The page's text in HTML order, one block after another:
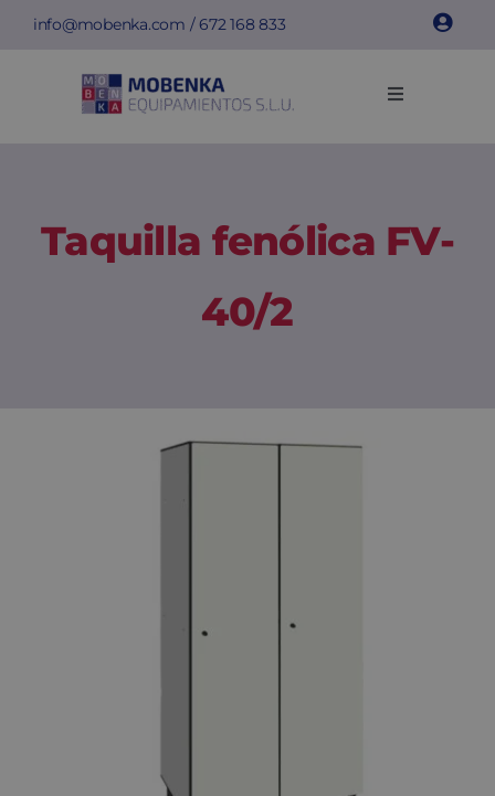
Saltar
contenido
info@mobenka.com /672 168 833
Toggle
Bancos
Taquilla fenólica FV-
40/2